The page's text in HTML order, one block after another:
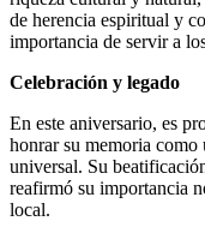
de herencia espiritual y
importancia de servir a
Celebración y legado
En este aniversario, es
honrar su memoria como
universal. Su
reafirmó su importancia
local.